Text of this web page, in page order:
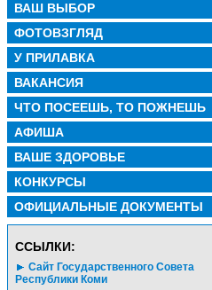
ВАШ ВЫБОР
ФОТОВЗГЛЯД
У ПРИЛАВКА
ВАКАНСИЯ
ЧТО ПОСЕЕШЬ, ТО ПОЖНЕШЬ
АФИША
ВАШЕ ЗДОРОВЬЕ
КОНКУРСЫ
ОФИЦИАЛЬНЫЕ ДОКУМЕНТЫ
CСЫЛКИ:
Сайт Государственного Совета
Республики Коми